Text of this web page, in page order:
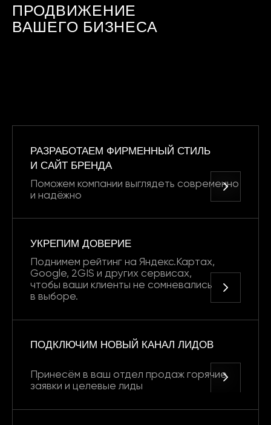
ПРОДВИЖЕНИЕ
ВАШЕГО БИЗНЕСА
РАЗРАБОТАЕМ ФИРМЕННЫЙ СТИЛЬ
И САЙТ БРЕНДА
Поможем компании выглядеть современно
и надёжно
УКРЕПИМ ДОВЕРИЕ
Поднимем рейтинг на Яндекс.Картах,
Google, 2GIS и других сервисах,
чтобы ваши клиенты не сомневались
в выборе.
ПОДКЛЮЧИМ НОВЫЙ КАНАЛ ЛИДОВ
Принесём в ваш отдел продаж горячие
заявки и целевые лиды